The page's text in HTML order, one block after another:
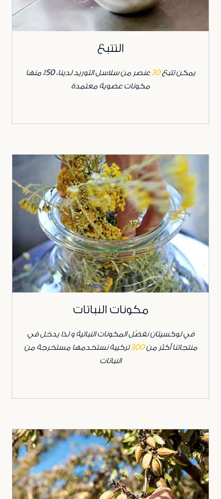
التتبع
يمكن تتبع30
عنصر من سلاسل التوريد لدينا، 50٪ منها
مكونات عضوية معتمدة
مكونات النباتات
في لوكسيتان نفضّل المكونات النباتية و لذا يدخل في
منتجاتنا أكثر من300تركيبة نستخدمها مستخرجة من
النباتات